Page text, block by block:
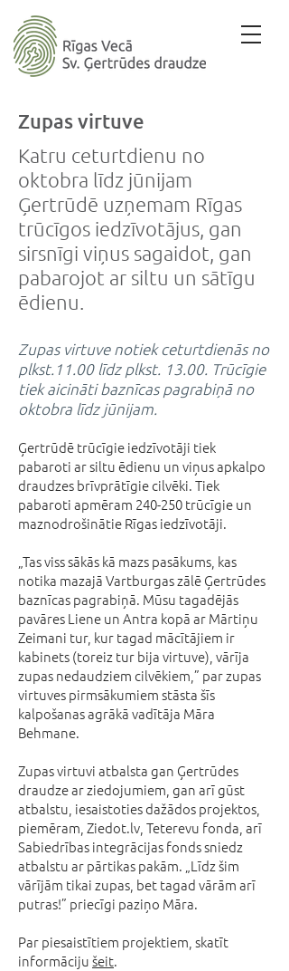
Zupas virtuve
Katru ceturtdienu no
oktobra līdz jūnijam
Ģertrūdē uzņemam Rīgas
trūcīgos iedzīvotājus, gan
sirsnīgi viņus sagaidot, gan
pabarojot ar siltu un sātīgu
ēdienu.
Zupas virtuve notiek ceturtdienās no
plkst.11.00 līdz plkst. 13.00. Trūcīgie
tiek aicināti baznīcas pagrabiņā no
oktobra līdz jūnijam.
Ģertrūdē trūcīgie iedzīvotāji tiek
pabaroti ar siltu ēdienu un viņus apkalpo
draudzes brīvprātīgie cilvēki. Tiek
pabaroti apmēram 240-250 trūcīgie un
maznodrošinātie Rīgas iedzīvotāji.
„Tas viss sākās kā mazs pasākums, kas
notika mazajā Vartburgas zālē Ģertrūdes
baznīcas pagrabiņā. Mūsu tagadējās
pavāres Liene un Antra kopā ar Mārtiņu
Zeimani tur, kur tagad mācītājiem ir
kabinets (toreiz tur bija virtuve), vārīja
zupas nedaudziem cilvēkiem,” par zupas
virtuves pirmsākumiem stāsta šīs
kalpošanas agrākā vadītāja Māra
Behmane.
Zupas virtuvi atbalsta gan Ģertrūdes
draudze ar ziedojumiem, gan arī gūst
atbalstu, iesaistoties dažādos projektos,
piemēram, Ziedot.lv, Teterevu fonda, arī
Sabiedrības integrācijas fonds sniedz
atbalstu ar pārtikas pakām. „Līdz šim
vārījām tikai zupas, bet tagad vārām arī
putras!” priecīgi paziņo Māra.
Par piesaistītiem projektiem, skatīt
informācijušeit.